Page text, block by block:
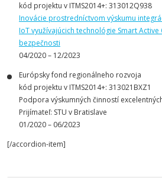
kód projektu v ITMS2014+: 313012Q938
Inovácie prostredníctvom výskumu
IoT využívajúcich technológie Smart
bezpečnosti
04/2020 – 12/2023
Európsky fond regionálneho rozvoja
kód projektu v ITMS2014+: 313021BXZ1
Podpora výskumných činností
Prijímateľ: STU v Bratislave
01/2020 – 06/2023
[/accordion-item]